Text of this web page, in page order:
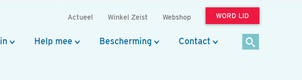
Actueel Winkel Zeist Webshop WORD LID
Help mee Bescherming Contact